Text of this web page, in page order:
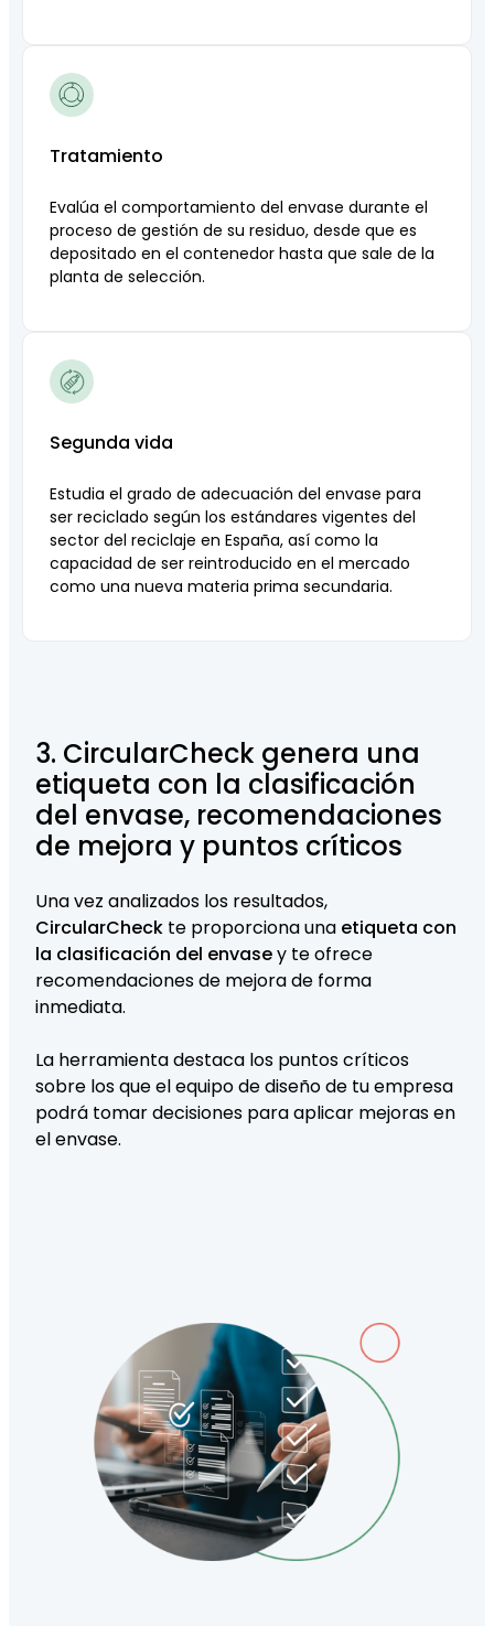
Tratamiento
Evalúa el comportamiento del envase durante el
proceso de gestión de su residuo, desde que es
depositado en el contenedor hasta que sale de la
planta de selección.
Segunda vida
Estudia el grado de adecuación del envase para
ser reciclado según los estándares vigentes del
sector del reciclaje en España, así como la
capacidad de ser reintroducido en el mercado
como una nueva materia prima secundaria.
3. CircularCheck genera una
etiqueta con la clasificación
del envase, recomendaciones
de mejora y puntos críticos
Una vez analizados los resultados,
CircularCheck te proporciona una etiqueta con
la clasificación del envasey te ofrece
recomendaciones de mejora de forma
inmediata.
La herramienta destaca los puntos críticos
sobre los que el equipo de diseño de tu empresa
podrá tomar decisiones para aplicar mejoras en
el envase.